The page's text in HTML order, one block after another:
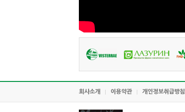
회사소개 이용약관 개인정보취급방침